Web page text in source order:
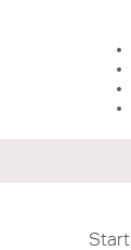
Start